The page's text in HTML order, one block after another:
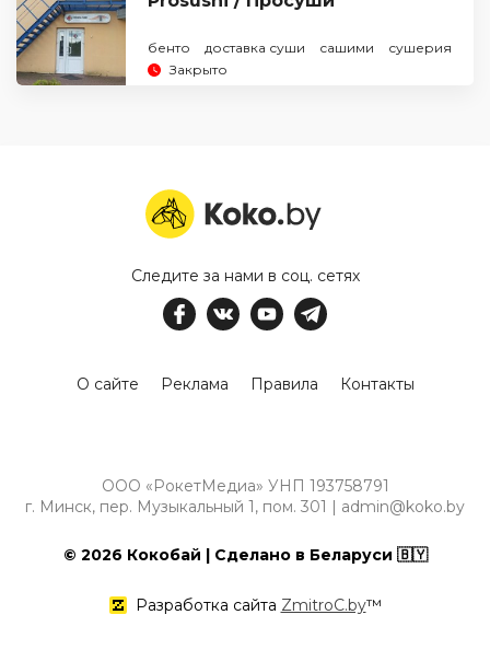
бенто доставка суши сашими
сушерия
Закрыто
Следите за нами в соц. сетях
О сайте Реклама Правила Контакты
ООО «РокетМедиа» УНП 193758791
г. Минск, пер. Музыкальный 1, пом. 301 | admin@koko.by
© 2026 Кокобай | Сделано в Беларуси 🇧🇾
Разработка сайта ZmitroC.by™